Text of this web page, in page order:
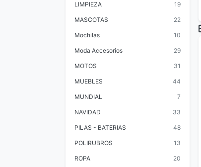
LIMPIEZA 19
MASCOTAS 22
Mochilas 10
Moda Accesorios 29
MOTOS 31
MUEBLES 44
MUNDIAL 7
NAVIDAD 33
PILAS - BATERIAS 48
POLIRUBROS 13
ROPA 20